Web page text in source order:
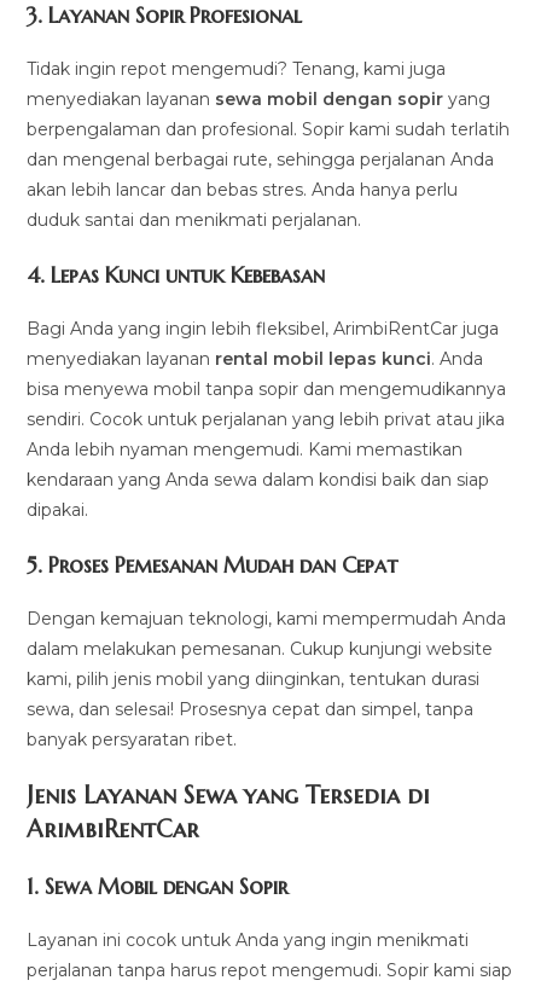
3.Layanan Sopir Profesional
Tidak ingin repot mengemudi? Tenang, kami juga
menyediakan layanan sewa mobil dengan sopir yang
berpengalaman dan profesional. Sopir kami sudah terlatih
dan mengenal berbagai rute, sehingga perjalanan Anda
akan lebih lancar dan bebas stres. Anda hanya perlu
duduk santai dan menikmati perjalanan.
4.Lepas Kunci untuk Kebebasan
Bagi Anda yang ingin lebih fleksibel, ArimbiRentCar juga
menyediakan layanan rental mobil lepas kunci. Anda
bisa menyewa mobil tanpa sopir dan mengemudikannya
sendiri. Cocok untuk perjalanan yang lebih privat atau jika
Anda lebih nyaman mengemudi. Kami memastikan
kendaraan yang Anda sewa dalam kondisi baik dan siap
dipakai.
5.Proses Pemesanan Mudah dan Cepat
Dengan kemajuan teknologi, kami mempermudah Anda
dalam melakukan pemesanan. Cukup kunjungi website
kami, pilih jenis mobil yang diinginkan, tentukan durasi
sewa, dan selesai! Prosesnya cepat dan simpel, tanpa
banyak persyaratan ribet.
Jenis Layanan Sewa yang Tersedia di
ArimbiRentCar
1.Sewa Mobil dengan Sopir
Layanan ini cocok untuk Anda yang ingin menikmati
perjalanan tanpa harus repot mengemudi. Sopir kami siap